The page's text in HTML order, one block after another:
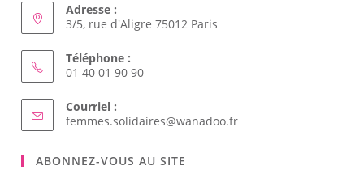
NOUS CONTACTER
Adresse :
3/5, rue d'Aligre 75012 Paris
Téléphone :